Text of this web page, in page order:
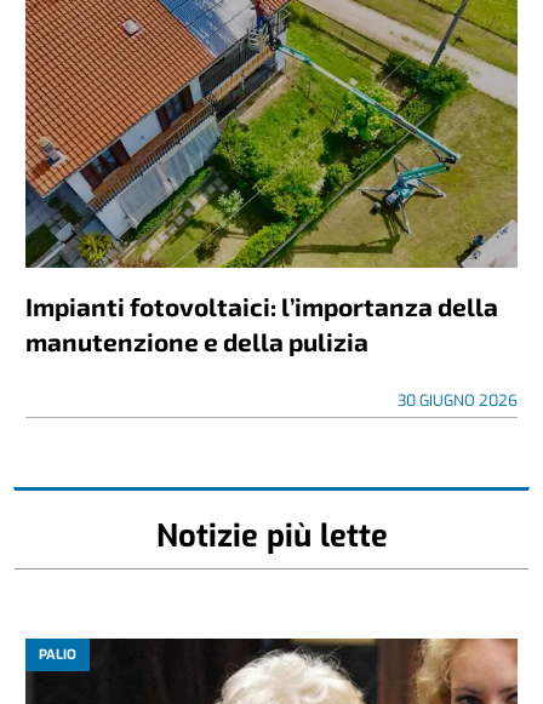
Impianti fotovoltaici: l’importanza della
manutenzione e della pulizia
30 GIUGNO 2026
Notizie più lette
PALIO